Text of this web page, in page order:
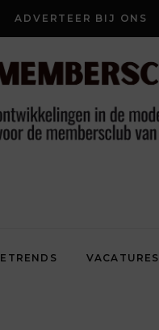
ADVERTEER BIJ ONS
VACATURES